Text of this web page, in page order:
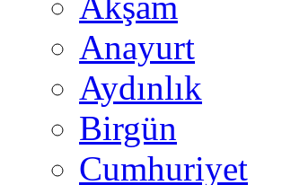
Anayurt
Aydınlık
Birgün
Cumhuriyet